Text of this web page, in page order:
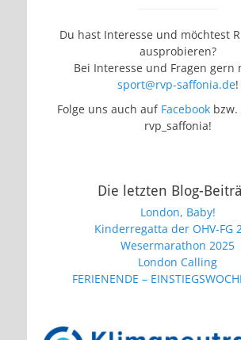
Du hast Interesse und möchtest
ausprobieren?
Bei Interesse und Fragen gern
sport@rvp-saffonia.de!
Folge uns auch auf Facebook bzw.
rvp_saffonia!
Die letzten Blog-
London, Baby!
Kinderregatta der OHV-FG
Wesermarathon 2025
London Calling
FERIENENDE –